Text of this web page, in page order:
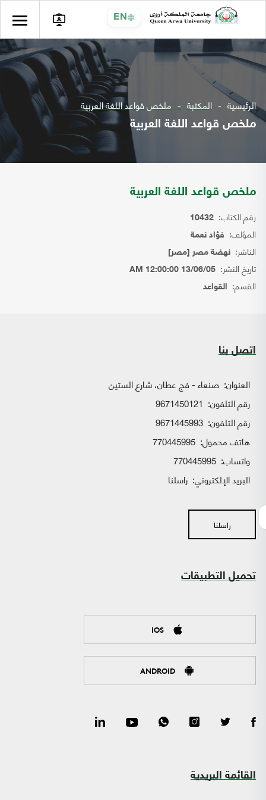
EN
الرئيسية المكتبة ملخص قواعد اللغة العربية
ملخص قواعد اللغة العربية
ملخص قواعد اللغة العربية
رقم الكتاب: 10432
المؤلف: فؤاد نعمة
الناشر: نهضة مصر [مصر]
تاريخ النشر: 13/06/05 12:00:00 AM
القسم: القواعد
اتصل بنا
العنوان: صنعاء - فج عطان، شارع الستين
رقم التلفون: 9671450121
رقم التلفون: 9671445993
هاتف محمول: 770445995
واتساب:
البريد الإلكتروني: راسلنا
راسلنا
تحميل التطبيقات
IOS
ANDROID
القائمة البريدية